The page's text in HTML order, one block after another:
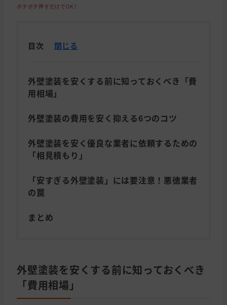
ポチポチ押すだけでOK！
目次 閉じる
外壁塗装を安くする前に知っておくべき「費
用相場」
外壁塗装の費用を安く抑える6つのコツ
外壁塗装を安く優良な業者に依頼するための
「相見積もり」
「安すぎる外壁塗装」には要注意！悪徳業者
の罠
まとめ
外壁塗装を安くする前に知っておくべき
「費用相場」